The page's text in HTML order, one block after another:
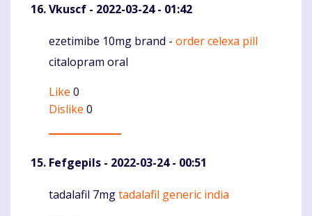
Vkuscf - 2022-03-24 - 01:42
Komentaras
ezetimibe 10mg brand - order celexa pill
citalopram oral
Like 0
Dislike 0
Fefgepils - 2022-03-24 - 00:51
Komentaras
tadalafil 7mgtadalafil generic india